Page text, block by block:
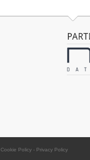
Cookie Policy - Privacy Policy